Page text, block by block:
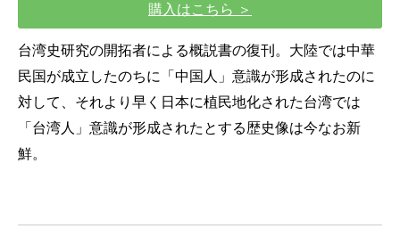
購入はこちら ＞
台湾史研究の開拓者による概説書の復刊。大陸では中華
民国が成立したのちに「中国人」意識が形成されたのに
対して、それより早く日本に植民地化された台湾では
「台湾人」意識が形成されたとする歴史像は今なお新
鮮。